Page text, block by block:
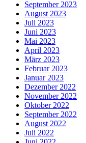
September 2023
August 2023
Juli 2023
Juni 2023
Mai 2023
April 2023
März 2023
Februar 2023
Januar 2023
Dezember 2022
November 2022
Oktober 2022
September 2022
August 2022
Juli 2022